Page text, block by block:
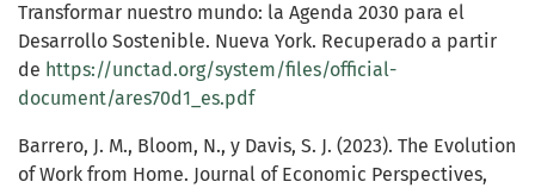
Transformar nuestro mundo: la Agenda 2030 para el
Desarrollo Sostenible. Nueva York. Recuperado a partir
de https://unctad.org/system/files/official-
document/ares70d1_es.pdf
Barrero, J. M., Bloom, N., y Davis, S. J. (2023). The Evolution
of Work from Home. Journal of Economic Perspectives,